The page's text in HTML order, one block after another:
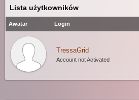
Lista użytkowników
Awatar Login
TressaGrid
Account not Activated